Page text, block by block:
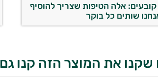
אלה הטיפות שצריך להוסיף
שותים כל בוקר
שקנו את המוצר הזה קנו גם